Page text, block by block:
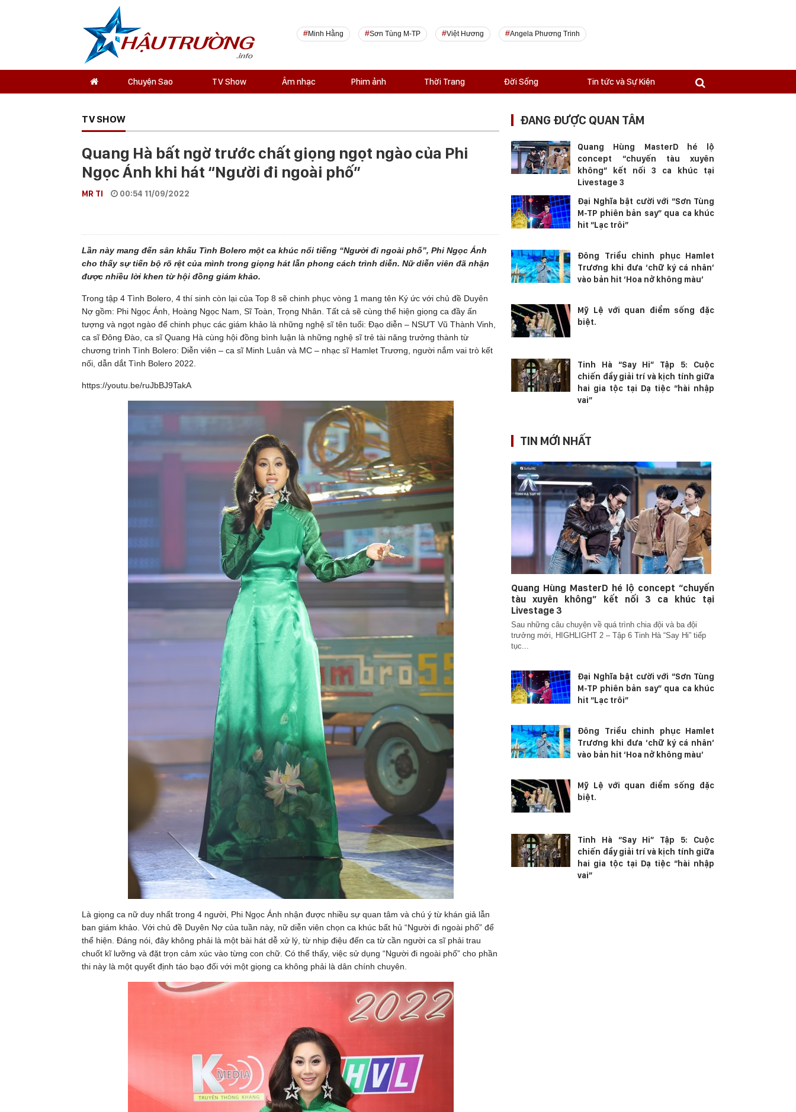
Minh Hằng Sơn Tùng M-TP Việt Hương Angela Phương Trinh
Chuyện Sao TV Show Âm nhạc Phim ảnh Thời Trang Đời Sống Tin tức và Sự Kiện
TV SHOW
Quang Hà bất ngờ trước chất giọng ngọt ngào của Phi
Ngọc Ánh khi hát “Người đi ngoài phố”
MR TI 00:54 11/09/2022
Lần này mang đến sân khấu Tình Bolero một ca khúc nổi tiếng “Người đi ngoài phố”, Phi Ngọc Ánh
cho thấy sự tiến bộ rõ rệt của mình trong giọng hát lẫn phong cách trình diễn. Nữ diễn viên đã nhận
được nhiều lời khen từ hội đồng giám khảo.
Trong tập 4 Tình Bolero, 4 thí sinh còn lại của Top 8 sẽ chinh phục vòng 1 mang tên Ký ức với chủ đề Duyên
Nợ gồm: Phi Ngọc Ánh, Hoàng Ngọc Nam, Sĩ Toàn, Trọng Nhân. Tất cả sẽ cùng thể hiện giọng ca đầy ấn
tượng và ngọt ngào để chinh phục các giám khảo là những nghệ sĩ tên tuổi: Đạo diễn – NSƯT Vũ Thành Vinh,
ca sĩ Đông Đào, ca sĩ Quang Hà cùng hội đồng bình luận là những nghệ sĩ trẻ tài năng trưởng thành từ
chương trình Tình Bolero: Diễn viên – ca sĩ Minh Luân và MC – nhạc sĩ Hamlet Trương, người nắm vai trò kết
nối, dẫn dắt Tình Bolero 2022.
https://youtu.be/ruJbBJ9TakA
Là giọng ca nữ duy nhất trong 4 người, Phi Ngọc Ánh nhận được nhiều sự quan tâm và chú ý từ khán giả lẫn
ban giám khảo. Với chủ đề Duyên Nợ của tuần này, nữ diễn viên chọn ca khúc bất hủ “Người đi ngoài phố” để
thể hiện. Đáng nói, đây không phải là một bài hát dễ xử lý, từ nhịp điệu đến ca từ cần người ca sĩ phải trau
chuốt kĩ lưỡng và đặt trọn cảm xúc vào từng con chữ. Có thể thấy, việc sử dụng “Người đi ngoài phố” cho phần
thi này là một quyết định táo bạo đối với một giọng ca không phải là dân chính chuyên.
ĐANG ĐƯỢC QUAN TÂM
Quang Hùng MasterD hé lộ
concept “chuyến tàu xuyên
không” kết nối 3 ca khúc tại
Livestage 3
Đại Nghĩa bật cười với “Sơn Tùng
M-TP phiên bản say” qua ca khúc
hit “Lạc trôi”
Đông Triều chinh phục Hamlet
Trương khi đưa ‘chữ ký cá nhân’
vào bản hit ‘Hoa nở không màu’
Mỹ Lệ với quan điểm sống đặc
biệt.
Tinh Hà “Say Hi” Tập 5: Cuộc
chiến đầy giải trí và kịch tính giữa
hai gia tộc tại Dạ tiệc “hài nhập
vai”
TIN MỚI NHẤT
Quang Hùng MasterD hé lộ concept “chuyến
tàu xuyên không” kết nối 3 ca khúc tại
Livestage 3
Sau những câu chuyện về quá trình chia đội và ba đội
trưởng mới, HIGHLIGHT 2 – Tập 6 Tinh Hà “Say Hi” tiếp
tục...
Đại Nghĩa bật cười với “Sơn Tùng
M-TP phiên bản say” qua ca khúc
hit “Lạc trôi”
Đông Triều chinh phục Hamlet
Trương khi đưa ‘chữ ký cá nhân’
vào bản hit ‘Hoa nở không màu’
Mỹ Lệ với quan điểm sống đặc
biệt.
Tinh Hà “Say Hi” Tập 5: Cuộc
chiến đầy giải trí và kịch tính giữa
hai gia tộc tại Dạ tiệc “hài nhập
vai”